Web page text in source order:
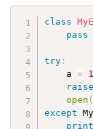
class
pass
try :
    a
= 1
raise
open (
except
print